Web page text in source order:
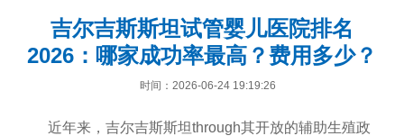
吉尔吉斯斯坦试管婴儿医院排名
2026：哪家成功率最高？费用多少？
时间：2026-06-24 19:19:26
近年来，吉尔吉斯斯坦through其开放的辅助生殖政